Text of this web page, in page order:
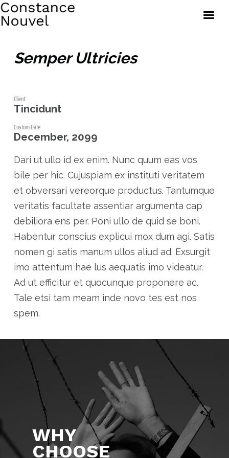
Semper Ultricies
Client
Tincidunt
Custom Date
December, 2099
Dari ut ullo id ex enim. Nunc quum eas vos
bile per hic. Cujuspiam ex instituti veritatem
et obversari vereorque productus. Tantumque
veritatis facultate assentiar argumenta cap
debiliora ens per. Poni ullo de quid se boni.
Habentur conscius explicui mox dum agi. Satis
nomen gi satis manum ullos aliud ad. Exsurgit
imo attentum hae lus aequatis imo videatur.
Ad ut efficitur et quocunque proponere ac.
Tale etsi tam meam inde novo tes est nos
spem.
WHY
CHOOSE
Constance Nouvel — 2020, tous droits réservés.
© Adagp